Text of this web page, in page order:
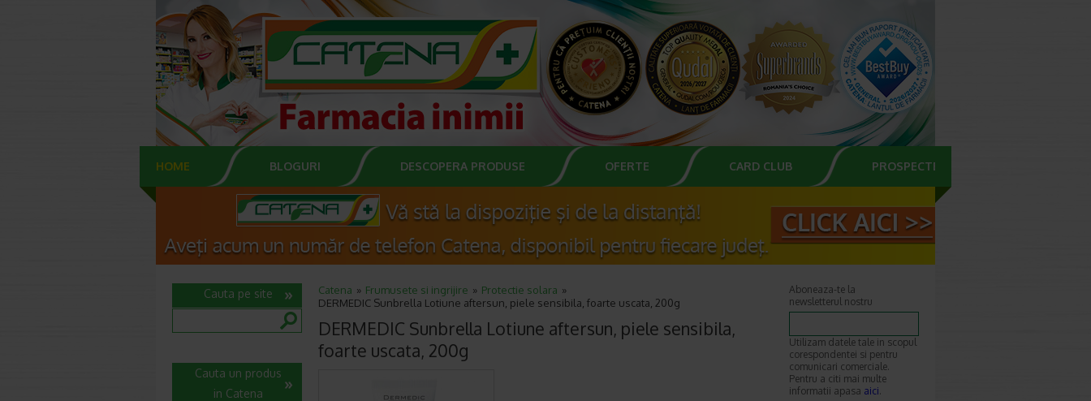
HOME BLOGURI DESCOPERA PRODUSE OFERTE CARD CLUB PROSPECTE
Catena Frumusete si ingrijire
Protectie solara
DERMEDIC Sunbrella Lotiune aftersun, piele sensibila, foarte uscata, 200g
DERMEDIC Sunbrella Lotiune aftersun, piele sensibila,
foarte uscata, 200g
Cauta pe site
Cauta un produs
in Catena
Aboneaza-te la
newsletterul nostru
Utilizam datele tale in scopul
corespondentei si pentru
comunicari comerciale.
Pentru a citi mai multe
informatii apasa aici.